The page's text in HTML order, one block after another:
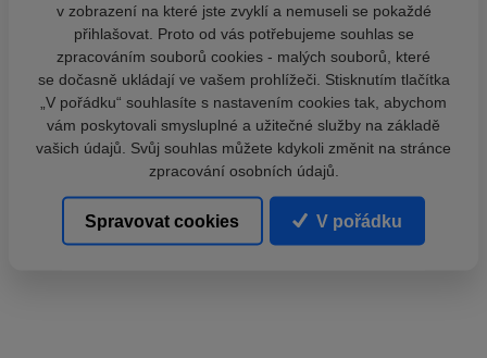
v zobrazení na které jste zvyklí a nemuseli se pokaždé
přihlašovat. Proto od vás potřebujeme souhlas se
zpracováním souborů cookies - malých souborů, které
se dočasně ukládají ve vašem prohlížeči. Stisknutím tlačítka
„V pořádku“ souhlasíte s nastavením cookies tak, abychom
vám poskytovali smysluplné a užitečné služby na základě
vašich údajů. Svůj souhlas můžete kdykoli změnit na stránce
zpracování osobních údajů.
Spravovat cookies V pořádku